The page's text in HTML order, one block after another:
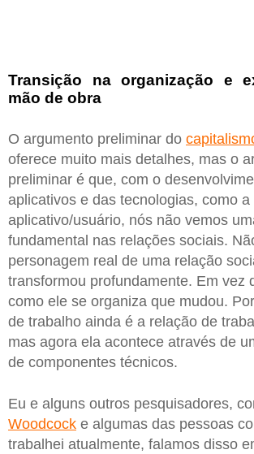
Transição na organização e
mão de obra
O argumento preliminar do
oferece muito mais detalhes, mas o
preliminar é que, com o
aplicativos e das tecnologias, como a
aplicativo/usuário, nós não vemos
fundamental nas relações sociais.
personagem real de uma relação
transformou profundamente. Em vez
como ele se organiza que mudou.
de trabalho ainda é a relação de
mas agora ela acontece através de
de componentes técnicos.
Eu e alguns outros pesquisadores,
Woodcock e algumas das pessoas
trabalhei atualmente, falamos disso